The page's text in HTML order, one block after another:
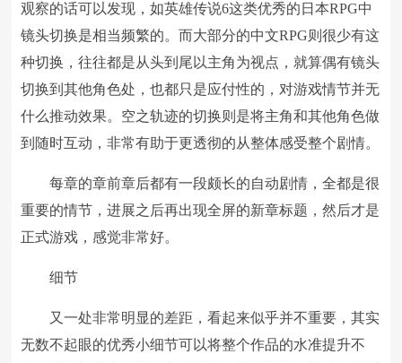
观察的话可以发现，如英雄传说6这类优秀的日本RPG中
镜头切换是相当频繁的。而大部分的中文RPG则很少有这
种切换，往往都是从头到尾以主角为视点，就算偶有镜头
切换到其他角色处，也都只是应付性的，对游戏情节并无
什么推动效果。空之轨迹的切换则是将主角和其他角色做
到随时互动，非常有助于更透彻的从整体感受整个剧情。
每章的章前章后都有一段颇长的自动剧情，全都是很
重要的情节，进展之后再出现全屏的新章标题，然后才是
正式游戏，感觉非常好。
细节
又一处非常明显的差距，看起来似乎并不重要，其实
无数不起眼的优秀小细节可以将整个作品的水准提升不